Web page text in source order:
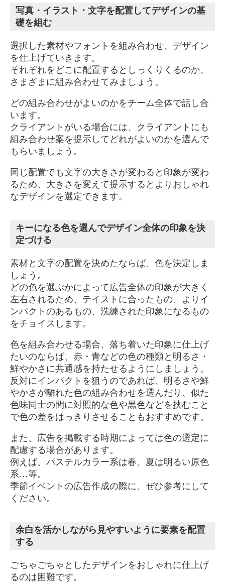
写真・イラスト・文字を配置してデザインの基
礎を組む
選択した素材やフォントを組み合わせ、デザイン
を仕上げていきます。
それぞれをどこに配置するとしっくりくるのか、
さまざまに組み合わせてみましょう。
どの組み合わせがよいのかをチーム全体で話し合
います。
クライアントがいる場合には、クライアントにも
組み合わせ案を提示してどれがよいのかを選んで
もらいましょう。
同じ配置でも文字の大きさが変わると印象が変わ
るため、大きさを変えて提示するとよりおしゃれ
なデザインを選定できます。
キーになる色を選んでデザイン全体の印象を決
定づける
素材と文字の配置を決めたならば、色を決定しま
しょう。
どの色を選ぶかによって広告全体の印象が大きく
左右されるため、テイストに合ったもの、よりイ
ンパクトのあるもの、洗練された印象になるもの
をチョイスします。
色を組み合わせる場合、落ち着いた印象に仕上げ
たいのならば、赤・青などの色の種類と明るさ・
鮮やかさに共通感を持たせるようにしましょう。
反対にインパクトを狙うのであれば、明るさや鮮
やかさが離れた色の組み合わせを選んだり、似た
色味同士の間に対照的な色や黒色などを挟むこと
で色の差をはっきりさせることもおすすめです。
また、広告を掲載する時期によっては色の選定に
配慮する場合があります。
例えば、パステルカラー系は春、夏は明るい原色
系…等。
季節イベントの広告作成の際に、ぜひ参考にして
ください。
余白を活かしながら見やすいように要素を配置
する
ごちゃごちゃとしたデザインをおしゃれに仕上げ
るのは困難です。